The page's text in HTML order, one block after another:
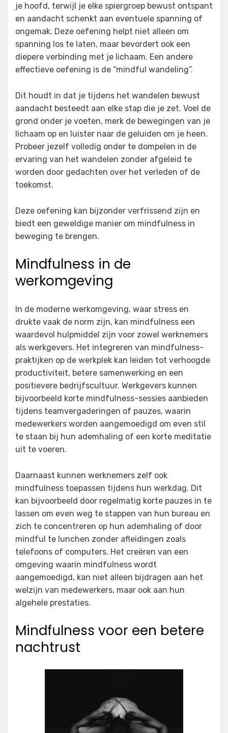
je hoofd, terwijl je elke spiergroep bewust ontspant
en aandacht schenkt aan eventuele spanning of
ongemak. Deze oefening helpt niet alleen om
spanning los te laten, maar bevordert ook een
diepere verbinding met je lichaam. Een andere
effectieve oefening is de “mindful wandeling”.
Dit houdt in dat je tijdens het wandelen bewust
aandacht besteedt aan elke stap die je zet. Voel de
grond onder je voeten, merk de bewegingen van je
lichaam op en luister naar de geluiden om je heen.
Probeer jezelf volledig onder te dompelen in de
ervaring van het wandelen zonder afgeleid te
worden door gedachten over het verleden of de
toekomst.
Deze oefening kan bijzonder verfrissend zijn en
biedt een geweldige manier om mindfulness in
beweging te brengen.
Mindfulness in de
werkomgeving
In de moderne werkomgeving, waar stress en
drukte vaak de norm zijn, kan mindfulness een
waardevol hulpmiddel zijn voor zowel werknemers
als werkgevers. Het integreren van mindfulness-
praktijken op de werkplek kan leiden tot verhoogde
productiviteit, betere samenwerking en een
positievere bedrijfscultuur. Werkgevers kunnen
bijvoorbeeld korte mindfulness-sessies aanbieden
tijdens teamvergaderingen of pauzes, waarin
medewerkers worden aangemoedigd om even stil
te staan bij hun ademhaling of een korte meditatie
uit te voeren.
Daarnaast kunnen werknemers zelf ook
mindfulness toepassen tijdens hun werkdag. Dit
kan bijvoorbeeld door regelmatig korte pauzes in te
lassen om even weg te stappen van hun bureau en
zich te concentreren op hun ademhaling of door
mindful te lunchen zonder afleidingen zoals
telefoons of computers. Het creëren van een
omgeving waarin mindfulness wordt
aangemoedigd, kan niet alleen bijdragen aan het
welzijn van medewerkers, maar ook aan hun
algehele prestaties.
Mindfulness voor een betere
nachtrust